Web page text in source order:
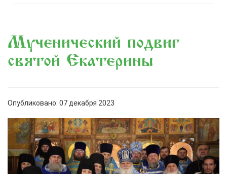
Мученический подвиг
святой Екатерины
Опубликовано: 07 декабря 2023